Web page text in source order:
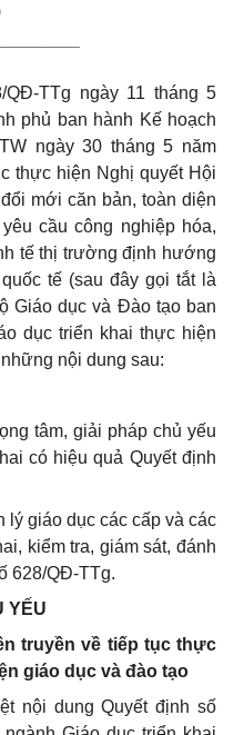
TTg ngày 11 tháng 5
phủ ban hành Kế hoạch
ngày 30 tháng 5 năm
thực hiện Nghị quyết Hội
ổi mới căn bản, toàn diện
cầu công nghiệp hóa,
tế thị trường định hướng
tế (sau đây gọi tắt là
Giáo dục và Đào tạo ban
dục triển khai thực hiện
nội dung sau:
tâm, giải pháp chủ yếu
có hiệu quả Quyết định
lý giáo dục các cấp và các
kiểm tra, giám sát, đánh
628/QĐ-TTg.
YẾU
truyền về tiếp tục thực
giáo dục và đào tạo
nội dung Quyết định số